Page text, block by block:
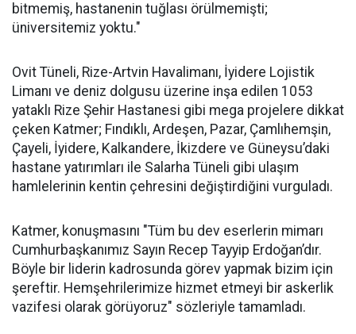
bitmemiş, hastanenin tuğlası örülmemişti;
üniversitemiz yoktu."
Ovit Tüneli, Rize-Artvin Havalimanı, İyidere Lojistik
Limanı ve deniz dolgusu üzerine inşa edilen 1053
yataklı Rize Şehir Hastanesi gibi mega projelere dikkat
çeken Katmer; Fındıklı, Ardeşen, Pazar, Çamlıhemşin,
Çayeli, İyidere, Kalkandere, İkizdere ve Güneysu’daki
hastane yatırımları ile Salarha Tüneli gibi ulaşım
hamlelerinin kentin çehresini değiştirdiğini vurguladı.
Katmer, konuşmasını "Tüm bu dev eserlerin mimarı
Cumhurbaşkanımız Sayın Recep Tayyip Erdoğan’dır.
Böyle bir liderin kadrosunda görev yapmak bizim için
şereftir. Hemşehrilerimize hizmet etmeyi bir askerlik
vazifesi olarak görüyoruz" sözleriyle tamamladı.